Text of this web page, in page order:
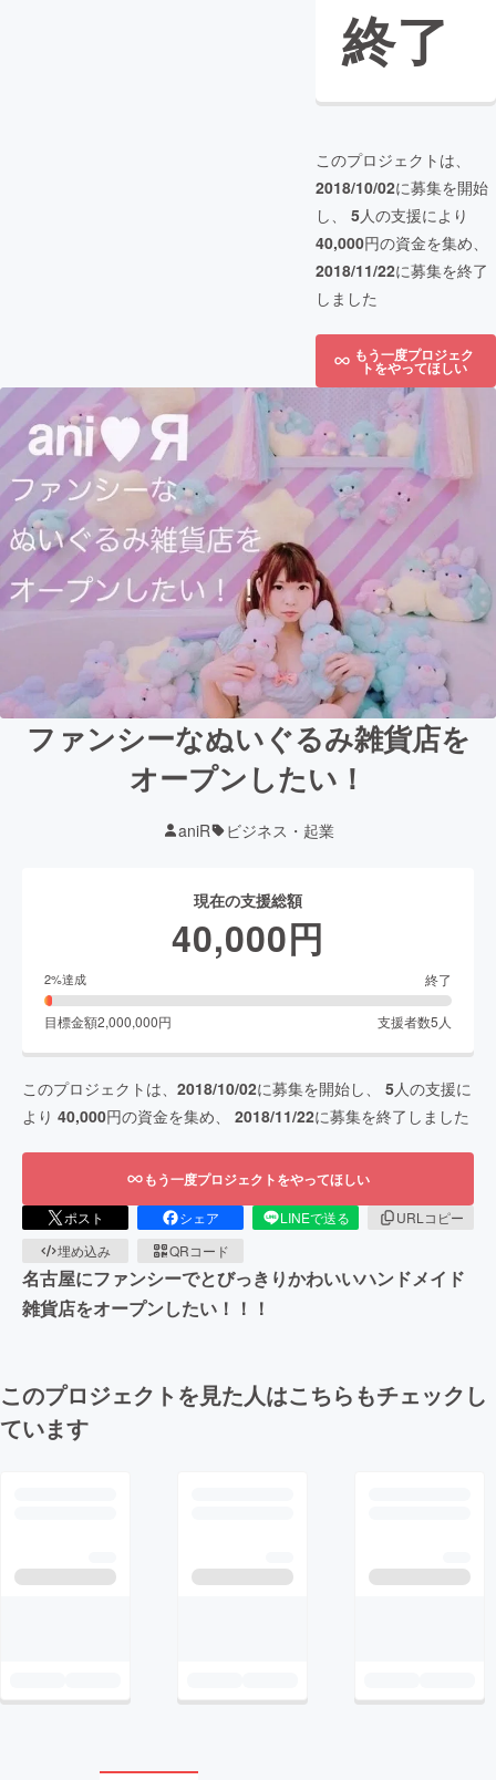
終了
このプロジェクトは、
2018/10/02に募集を開始
し、 5人の支援により
40,000円の資金を集め、
2018/11/22に募集を終了
しました
もう一度プロジェク
トをやってほしい
ファンシーなぬいぐるみ雑貨店を
オープンしたい！
aniR ビジネス・起業
現在の支援総額
40,000円
2%達成 終了
目標金額2,000,000円 支援者数5 人
このプロジェクトは、 2018/10/02に募集を開始し、 5人の支援に
より 40,000円の資金を集め、 2018/11/22に募集を終了しました
もう一度プロジェクトをやってほしい
ポスト シェア LINEで送る
URLコピー
埋め込み
QRコード
名古屋にファンシーでとびっきりかわいいハンドメイド
雑貨店をオープンしたい！！！
このプロジェクトを見た人はこちらもチェックし
ています